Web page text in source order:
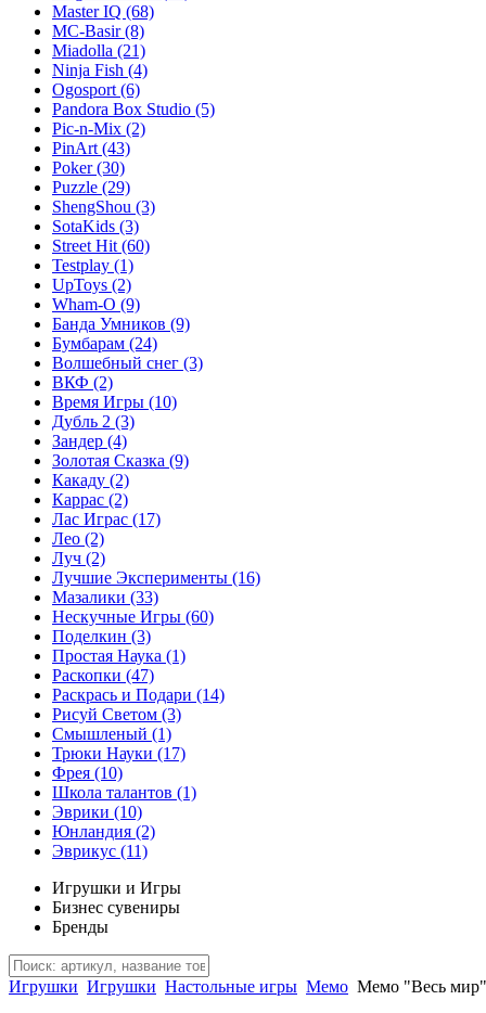
Master IQ (68)
MC-Basir(8)
Miadolla (21)
Ninja Fish (4)
Ogosport (6)
Pandora Box Studio (5)
Pic-n-Mix (2)
PinArt (43)
Poker(30)
Puzzle (29)
ShengShou (3)
SotaKids (3)
Street Hit (60)
Testplay (1)
UpToys (2)
Wham-O (9)
Банда Умников (9)
Бумбарам (24)
Волшебный снег (3)
ВКФ (2)
Время Игры (10)
Дубль 2 (3)
Зандер (4)
Золотая Сказка (9)
Какаду (2)
Каррас (2)
Лас Играс (17)
Лео (2)
Луч (2)
Лучшие Эксперименты (16)
Мазалики (33)
Нескучные Игры (60)
Поделкин (3)
Простая Наука (1)
Раскопки (47)
Раскрась и Подари (14)
Рисуй Светом (3)
Смышленый (1)
Трюки Науки (17)
Фрея (10)
Школа талантов (1)
Эврики (10)
Юнландия (2)
Эврикус (11)
Игрушки и Игры
Бизнес сувениры
Бренды
Игрушки Игрушки Настольные игры Мемо Мемо "Весь